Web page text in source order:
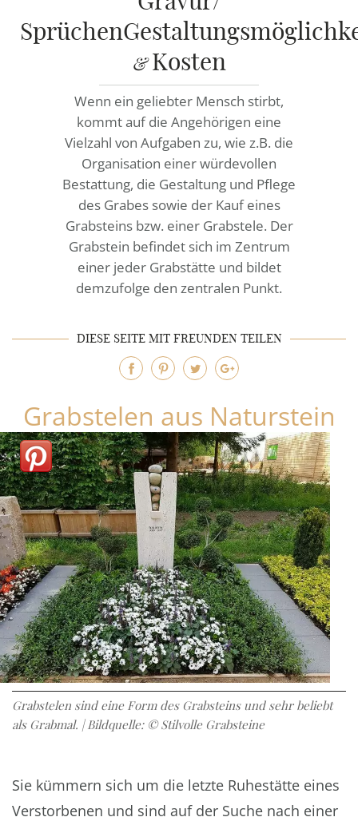
KONTAKT
&Kosten
Wenn ein geliebter Mensch stirbt,
kommt auf die Angehörigen eine
Vielzahl von Aufgaben zu, wie z.B. die
Organisation einer würdevollen
Bestattung, die Gestaltung und Pflege
des Grabes sowie der Kauf eines
Grabsteins bzw. einer Grabstele. Der
Grabstein befindet sich im Zentrum
einer jeder Grabstätte und bildet
demzufolge den zentralen Punkt.
DIESE SEITE MIT FREUNDEN TEILEN
Grabstelen aus Naturstein
Grabstelen sind eine Form des Grabsteins und sehr beliebt
als Grabmal. | Bildquelle: © Stilvolle Grabsteine
Sie kümmern sich um die letzte Ruhestätte eines
Verstorbenen und sind auf der Suche nach einer